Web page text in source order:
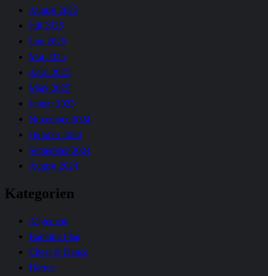
August 2025
Juli 2025
Juni 2025
Mai 2025
April 2025
März 2025
Januar 2025
November 2024
Oktober 2024
September 2024
August 2024
Kategorien
Allgemein
Bambini Flag
Cheer & Dance
Herren